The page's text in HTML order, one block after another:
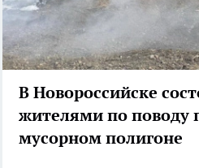
В Новороссийске
жителями по поводу
мусорном полигоне